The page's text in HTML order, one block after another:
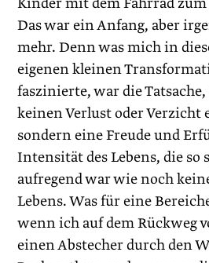
Das war ein Anfang, aber
mehr. Denn was mich in
eigenen kleinen
faszinierte, war die Tatsache,
keinen Verlust oder Verzicht
sondern eine Freude und
Intensität des Lebens, die so
aufregend war wie noch
Lebens. Was für eine
wenn ich auf dem Rückweg
einen Abstecher durch den